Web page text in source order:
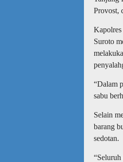
Provost,
Suroto
“Dalam
sabu
Selain
barang
sedotan.